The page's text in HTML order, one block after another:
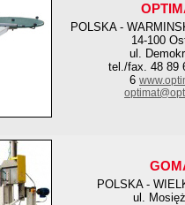
POLSKA -
14-100
ul.
tel./fax. 48 89
6
POLSKA -
ul.